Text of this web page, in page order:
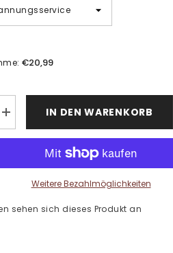
€20,99
Menge
erhöhen
für
Zahlen
IN DEN WARENKORB
Weitere Bezahlmöglichkeiten
sehen sich dieses Produkt an